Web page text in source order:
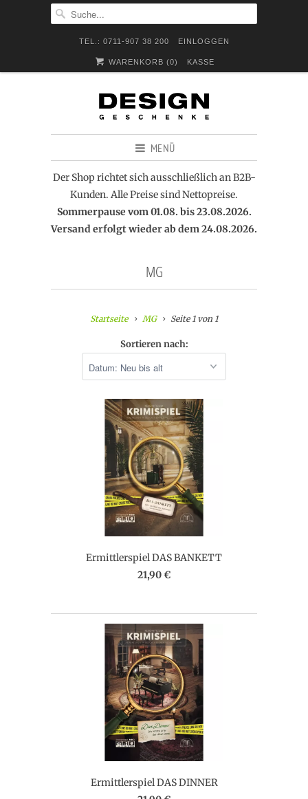
TEL.: 0711-907 38 200 EINLOGGEN
WARENKORB (0) KASSE
MENÜ
Der Shop richtet sich ausschließlich an B2B-
Kunden. Alle Preise sind Nettopreise.
Sommerpause vom 01.08. bis 23.08.2026.
Versand erfolgt wieder ab dem 24.08.2026.
MG
Startseite MG Seite 1 von 1
Sortieren nach:
Ermittlerspiel DAS BANKETT
21,90 €
Ermittlerspiel DAS DINNER